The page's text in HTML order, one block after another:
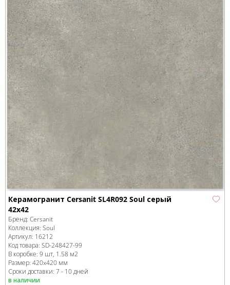
Керамогранит Cersanit SL4R092 Soul серый
42x42
Бренд: Cersanit
Коллекция: Soul
Артикул: 16212
Код товара: SD-248427-99
В коробке: 9 шт, 1.58 м2
Размер: 420x420 мм
Сроки доставки: 7 - 10 дней
в наличии